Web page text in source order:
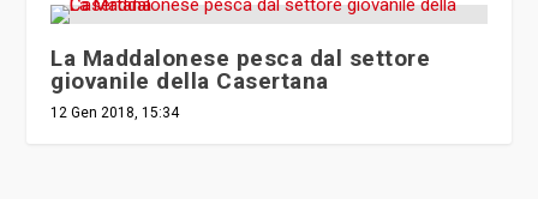
La Maddalonese pesca dal settore
giovanile della Casertana
12 Gen 2018, 15:34